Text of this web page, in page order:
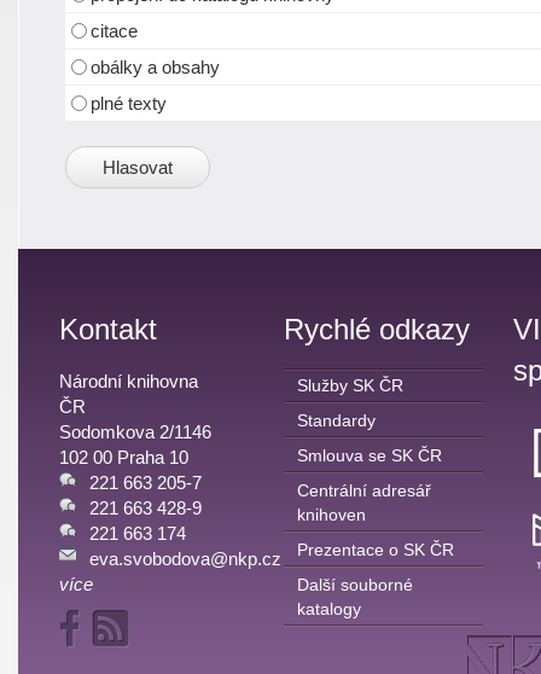
citace
obálky a obsahy
plné texty
Kontakt
Národní knihovna
ČR
Sodomkova 2/1146
102 00 Praha 10
221 663 205-7
221 663 428-9
221 663 174
eva.svobodova@nkp.cz
více
Rychlé odkazy
Služby SK ČR
Standardy
Smlouva se SK ČR
Centrální adresář
knihoven
Prezentace o SK ČR
Další souborné
katalogy